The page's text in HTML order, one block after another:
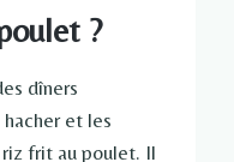
?
dîners
et les
riz frit au poulet. Il